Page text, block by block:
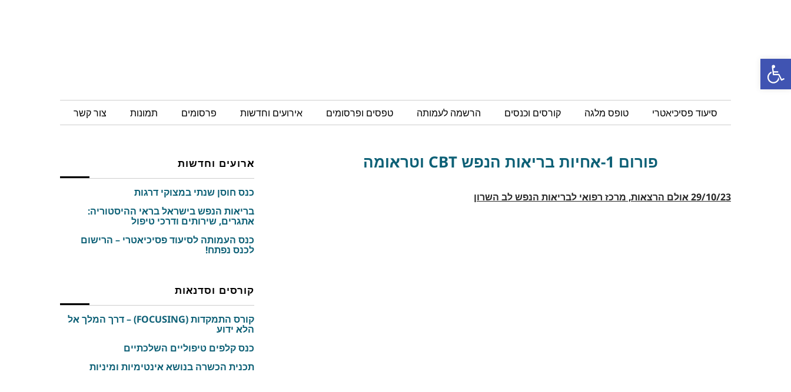
פתח סרגל נגישות
סיעוד פסיכיאטרי טופס מלגה קורסים וכנסים הרשמה לעמותה טפסים ופרסומים אירועים וחדשות פרסומים תמונות צור קשר
פורום 1-אחיות בריאות הנפש CBT וטראומה
29/10/23אולם הרצאות, מרכז רפואי לבריאות הנפש לב השרון
ארועים וחדשות
כנס חוסן שנתי במצוקי דרגות
בריאות הנפש בישראל בראי ההיסטוריה:
אתגרים, שירותים ודרכי טיפול
כנס העמותה לסיעוד פסיכיאטרי – הרישום
לכנס נפתח!
קורסים וסדנאות
קורס התמקדות (FOCUSING) – דרך המלך אל
הלא ידוע
כנס קלפים טיפוליים השלכתיים
תכנית הכשרה בנושא אינטימיות ומיניות